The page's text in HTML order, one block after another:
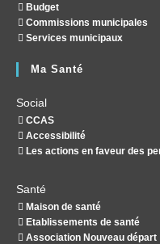
Budget
Commissions municipales
Services municipaux
Ma Santé
Social
CCAS
Accessibilité
Les actions en faveur des
Santé
Maison de santé
Etablissements de santé
Association Nouveau départ